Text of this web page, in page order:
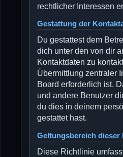
rechtlicher Interessen
Gestattung der
Du gestattest dem
dich unter den von dir
Kontaktdaten zu
Übermittlung zentraler
Board erforderlich ist.
und andere Benutzer
du dies in deinem
gestattet hast.
Geltungsbereich dieser
Diese Richtlinie